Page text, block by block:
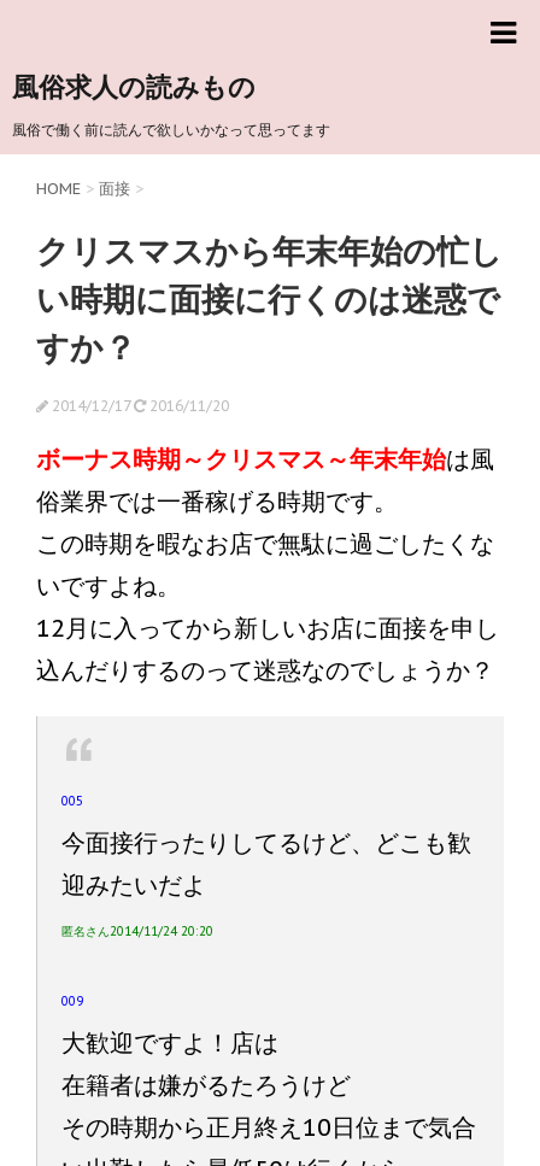
風俗求人の読みもの
風俗で働く前に読んで欲しいかなって思ってます
HOME > 面接 >
クリスマスから年末年始の忙し
い時期に面接に行くのは迷惑で
すか？
2014/12/17 2016/11/20
ボーナス時期～クリスマス～年末年始は風
俗業界では一番稼げる時期です。
この時期を暇なお店で無駄に過ごしたくな
いですよね。
12月に入ってから新しいお店に面接を申し
込んだりするのって迷惑なのでしょうか？
005
今面接行ったりしてるけど、どこも歓
迎みたいだよ
匿名さん2014/11/24 20:20
009
大歓迎ですよ！店は
在籍者は嫌がるたろうけど
その時期から正月終え10日位まで気合